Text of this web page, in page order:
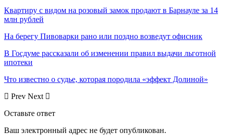
Квартиру с видом на розовый замок продают в Барнауле за 14
млн рублей
На берегу Пивоварки рано или поздно возведут офисник
В Госдуме рассказали об изменении правил выдачи льготной
ипотеки
Что известно о судье, которая породила «эффект Долиной»
Prev Next
Оставьте ответ
Ваш электронный адрес не будет опубликован.